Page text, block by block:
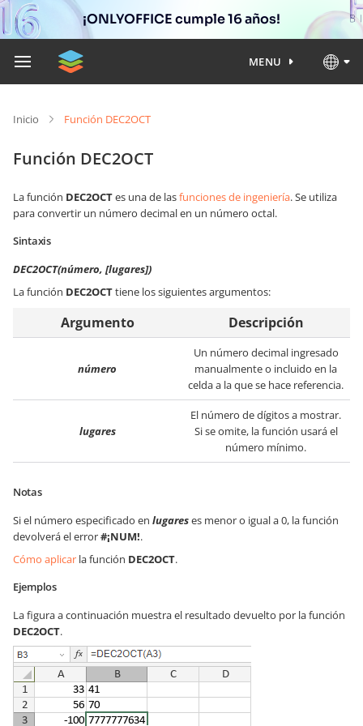
¡ONLYOFFICE cumple 16 años!
MENU
Inicio Función DEC2OCT
Función DEC2OCT
La función DEC2OCTes una de lasfunciones de ingeniería. Se utiliza
para convertir un número decimal en un número octal.
Sintaxis
DEC2OCT(número, [lugares])
La función DEC2OCTtiene los siguientes argumentos:
Argumento Descripción
número
Un número decimal ingresado
manualmente o incluido en la
celda a la que se hace referencia.
lugares
El número de dígitos a mostrar.
Si se omite, la función usará el
número mínimo.
Notas
Si el número especificado en lugareses menor o igual a 0, la función
devolverá el error#¡NUM!.
Cómo aplicar la función DEC2OCT.
Ejemplos
La figura a continuación muestra el resultado devuelto por la función
DEC2OCT.